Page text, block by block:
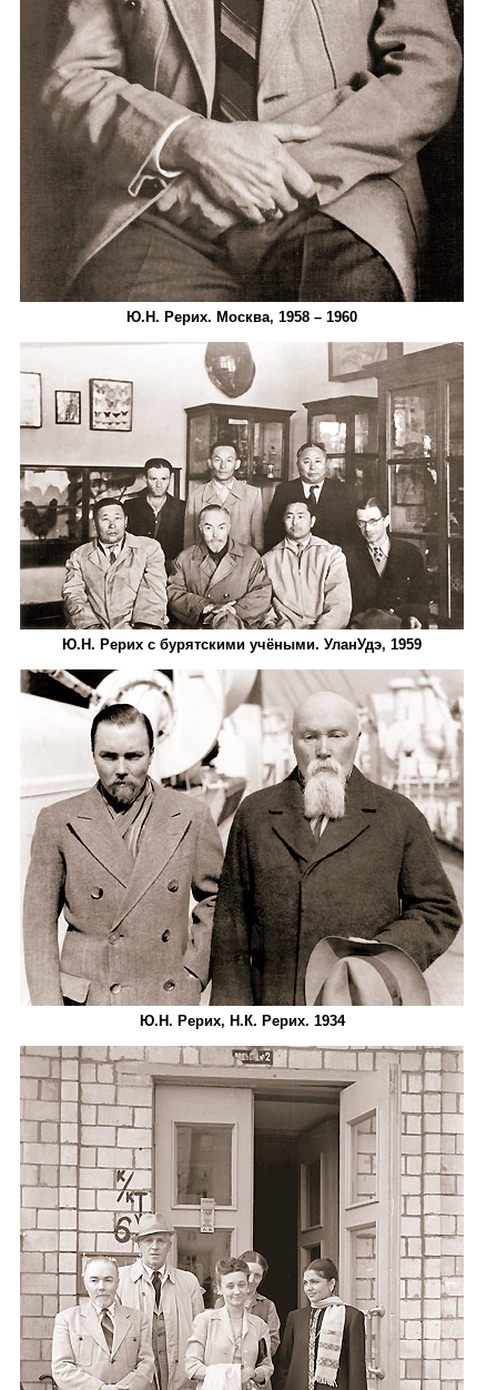
Ю.Н. Рерих. Москва, 1958 – 1960
Ю.Н. Рерих с бурятскими учёными. Улан­Удэ, 1959
Ю.Н. Рерих, Н.К. Рерих. 1934